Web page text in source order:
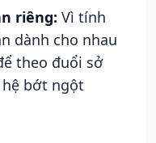
riêng: Vì tính
dành cho nhau
theo đuổi sở
bớt ngột